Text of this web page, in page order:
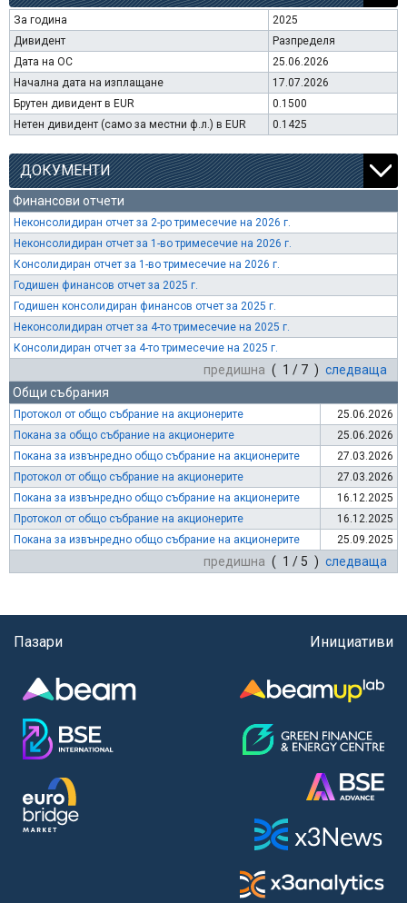
За година
2025
Дивидент
Разпределя
Дата на ОС
25.06.2026
Начална дата на изплащане
17.07.2026
Брутен дивидент в EUR
0.1500
Нетен дивидент (само за местни ф.л.) в EUR
0.1425
ДОКУМЕНТИ
Финансови отчети
Неконсолидиран отчет за 2-ро тримесечие на 2026 г.
Неконсолидиран отчет за 1-во тримесечие на 2026 г.
Консолидиран отчет за 1-во тримесечие на 2026 г.
Годишен финансов отчет за 2025 г.
Годишен консолидиран финансов отчет за 2025 г.
Неконсолидиран отчет за 4-то тримесечие на 2025 г.
Консолидиран отчет за 4-то тримесечие на 2025 г.
предишна ( 1 / 7 ) следваща
Общи събрания
Протокол от общо събрание на акционерите
25.06.2026
Покана за общо събрание на акционерите
25.06.2026
Покана за извънредно общо събрание на акционерите
27.03.2026
Протокол от общо събрание на акционерите
27.03.2026
Покана за извънредно общо събрание на акционерите
16.12.2025
Протокол от общо събрание на акционерите
16.12.2025
Покана за извънредно общо събрание на акционерите
25.09.2025
предишна ( 1 / 5 ) следваща
Пазари Инициативи